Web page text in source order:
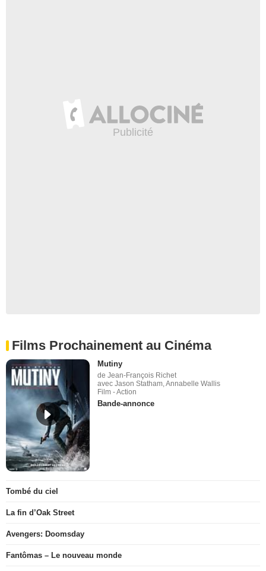
Films Prochainement au Cinéma
Mutiny
de Jean-François Richet
avec Jason Statham, Annabelle Wallis
Film - Action
Bande-annonce
Tombé du ciel
La fin d’Oak Street
Avengers: Doomsday
Fantômas – Le nouveau monde